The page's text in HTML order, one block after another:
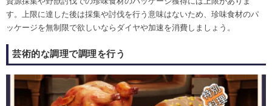
す。上限に達した後は採集や討伐を行う意味はないため、珍味食材のパ
ッケージを無制限で欲しいならダイヤや加速を消費しましょう。
芸術的な調理で調理を行う